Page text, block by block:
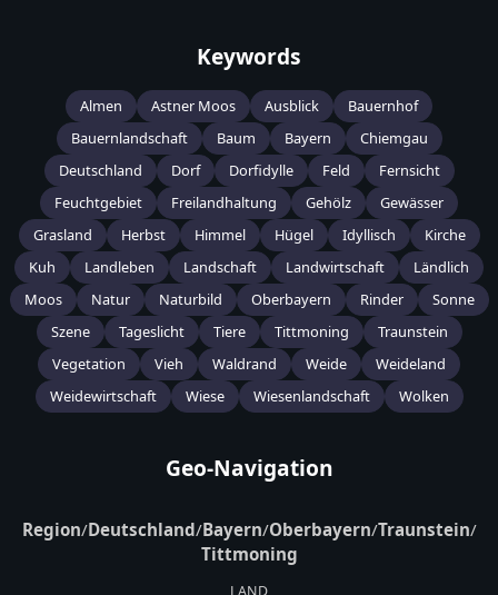
Keywords
Almen Astner Moos Ausblick
Bauernhof
Bauernlandschaft
Baum Bayern
Chiemgau
Deutschland
Dorf Dorfidylle Feld
Fernsicht
Feuchtgebiet
Freilandhaltung Gehölz
Gewässer
Grasland
Herbst Himmel Hügel Idyllisch
Kirche
Kuh
Landleben Landschaft Landwirtschaft
Ländlich
Moos
Natur Naturbild Oberbayern Rinder
Sonne
Szene
Tageslicht Tiere Tittmoning
Traunstein
Vegetation
Vieh Waldrand Weide
Weideland
Weidewirtschaft
Wiese Wiesenlandschaft Wolken
Geo-Navigation
Region/Deutschland/Bayern/Oberbayern/Traunstein/
Tittmoning